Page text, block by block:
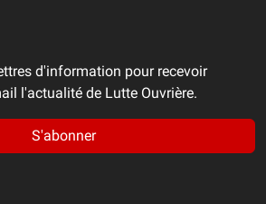
d'information pour recevoir
l'actualité de Lutte Ouvrière.
S'abonner